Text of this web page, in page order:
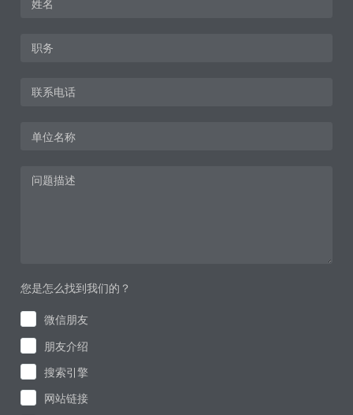
您是怎么找到我们的？
微信朋友
朋友介绍
搜索引擎
网站链接